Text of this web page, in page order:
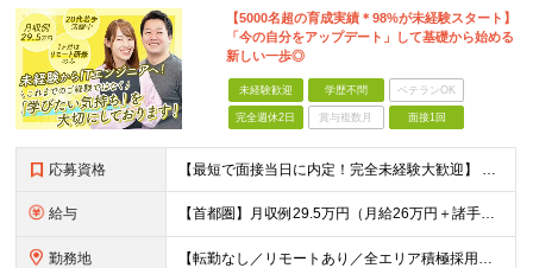
【5000名超の育成実績＊98%が未経験スタート】
「今の自分をアップデート」して基礎から始める
新しい一歩◎
未経験歓迎 学歴不問 ベテランOK
完全週休2日 賞与複数月 面接1回
応募資格 【最短で面接当日に内定！完全未経験大歓迎】 ・業種／職種未経験歓迎 ・社会人デビュー、第二新卒、既卒者大歓迎 ・学歴不問（文系、理系不問） ・20代～30代、男女問わず活躍中 ・服装、髪色自由 ・明確
給与 【首都圏】月収例29.5万円（月給26万円＋諸手当） 【東海・関西】月収例28.5万円（月給25万円＋諸手当） 【九州】月収例26万円（月給23万円＋諸手当） ※経験・スキル・前職給与を踏まえ、総合
勤務地 【転勤なし／リモートあり／全エリア積極採用】 ・大手企業のプロジェクト中心 ・勤務エリアや配属先は希望を考慮 ・研修はリモートメインで実施 ・UIターン歓迎 ＜主なエリア＞ ■首都圏…東京・神奈川・